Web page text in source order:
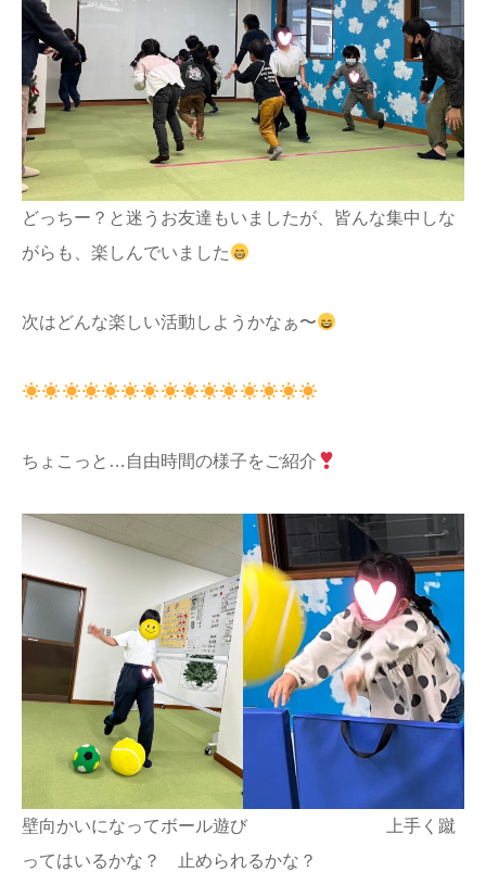
どっちー？と迷うお友達もいましたが、皆んな集中しな
がらも、楽しんでいました
次はどんな楽しい活動しようかなぁ〜
ちょこっと…自由時間の様子をご紹介
壁向かいになってボール遊び 上手く蹴
ってはいるかな？ 止められるかな？